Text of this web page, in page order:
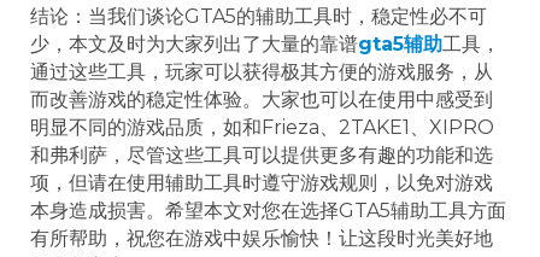
结论：当我们谈论GTA5的辅助工具时，稳定性必不可
少，本文及时为大家列出了大量的靠谱gta5辅助工具，
通过这些工具，玩家可以获得极其方便的游戏服务，从
而改善游戏的稳定性体验。大家也可以在使用中感受到
明显不同的游戏品质，如和Frieza、2TAKE1、XIPRO
和弗利萨，尽管这些工具可以提供更多有趣的功能和选
项，但请在使用辅助工具时遵守游戏规则，以免对游戏
本身造成损害。希望本文对您在选择GTA5辅助工具方面
有所帮助，祝您在游戏中娱乐愉快！让这段时光美好地